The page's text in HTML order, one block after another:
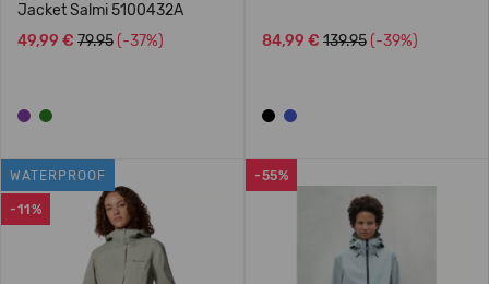
Jacket Salmi 5100432A
49,99 € 79.95 (-37%) 84,99 € 139.95 (-39%)
-11%
WATERPROOF -55%